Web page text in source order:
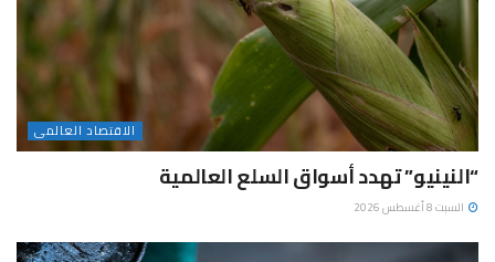
الاقتصاد العالمى
“النينيو” تهدد أسواق السلع العالمية
السبت 8 أغسطس 2026